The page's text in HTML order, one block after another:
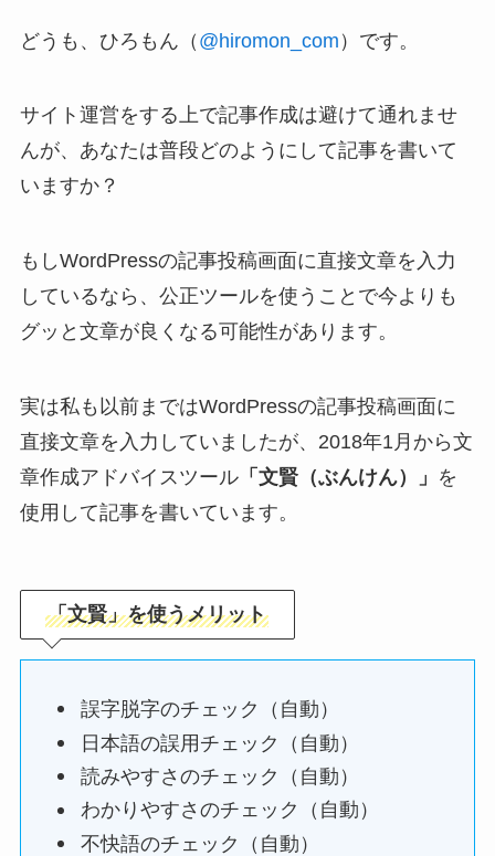
どうも、ひろもん（ @hiromon_com ）です。
サイト運営をする上で記事作成は避けて通れませ
んが、あなたは普段どのようにして記事を書いて
いますか？
もしWordPressの記事投稿画面に直接文章を入力
しているなら、公正ツールを使うことで今よりも
グッと文章が良くなる可能性があります。
実は私も以前まではWordPressの記事投稿画面に
直接文章を入力していましたが、2018年1月から文
章作成アドバイスツール「文賢（ぶんけん）」 を
使用して記事を書いています。
「文賢」を使うメリット
誤字脱字のチェック（自動）
日本語の誤用チェック（自動）
読みやすさのチェック（自動）
わかりやすさのチェック（自動）
不快語のチェック（自動）